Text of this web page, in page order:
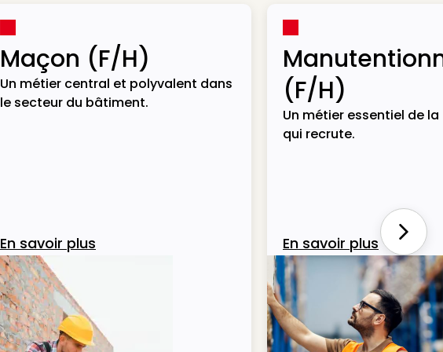
Maçon (F/H)
Un métier central et polyvalent dans
le secteur du bâtiment.
En savoir plus
(F/H)
Un métier essentiel de
qui recrute.
En savoir plus Next